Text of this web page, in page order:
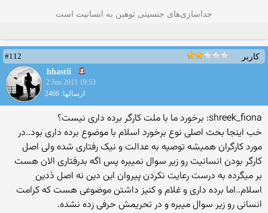
جداسازی‌های جنسیتی توهین به انسانیت است
کاربر
#112
hhastii
2 Jun 2011 19:53
ارسالها: 2466
shreek_fiona: برخورد ما با ملت كارگر برده داری نیست؟
خب اینجا بحث اصلی نوع برخورد اسلام با موضوع برده داری بود..در
مورد کارگران همیشه توصیه به عدالت و نیک رفتاری شده ولی اصل
کارگر بودن انسانیت رو زیر سوال نمیبره پس اگه بدرفتاری الان هست
بر میگرده به درست رعایت نکردن پیروان این دین نه اصل ذدین
اسلام..اما برده داری و غلام و کنیز داشتن موضوعی هست که کرامت
انسانی رو زیر سوال میبره و در تحریمش حرفی زده نشده.